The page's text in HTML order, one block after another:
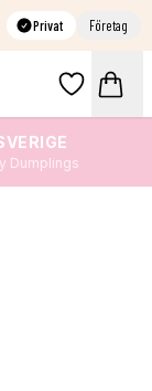
Privat Företag
Dumplings